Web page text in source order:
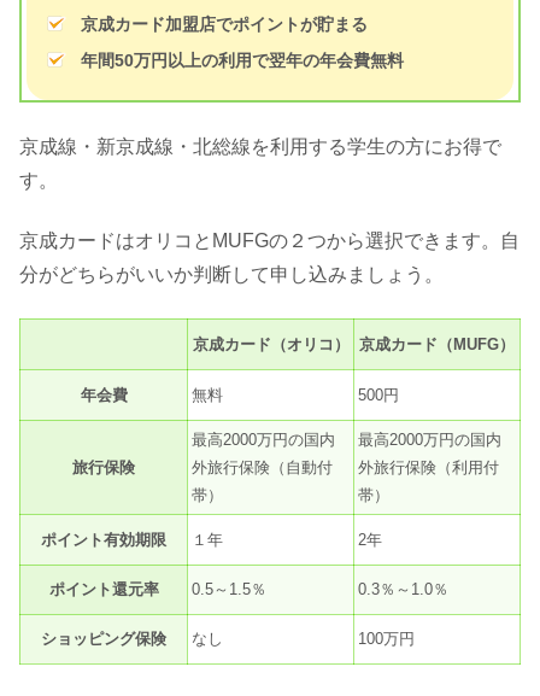
京成カード加盟店でポイントが貯まる
年間50万円以上の利用で翌年の年会費無料
京成線・新京成線・北総線を利用する学生の方にお得で
す。
京成カードはオリコとMUFGの２つから選択できます。自
分がどちらがいいか判断して申し込みましょう。
京成カード（オリコ） 京成カード（MUFG）
年会費 無料 500円
旅行保険
最高2000万円の国内
外旅行保険（自動付
帯）
最高2000万円の国内
外旅行保険（利用付
帯）
ポイント有効期限 １年 2年
ポイント還元率 0.5～1.5％ 0.3％～1.0％
ショッピング保険 なし 100万円